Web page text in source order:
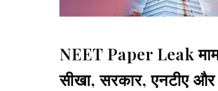
NEET Paper Leak
सीखा, सरकार, एनटीए